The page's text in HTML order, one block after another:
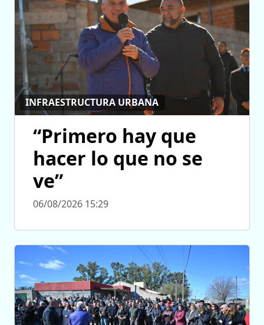
INFRAESTRUCTURA URBANA
“Primero hay que
hacer lo que no se
ve”
06/08/2026 15:29